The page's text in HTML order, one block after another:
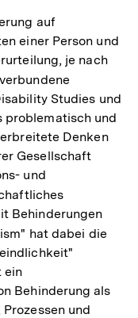
auf
einer Person und
je nach
verbundene
Studies und
problematisch und
Denken
Gesellschaft
und
Behinderungen
hat dabei die
ein
Behinderung als
und